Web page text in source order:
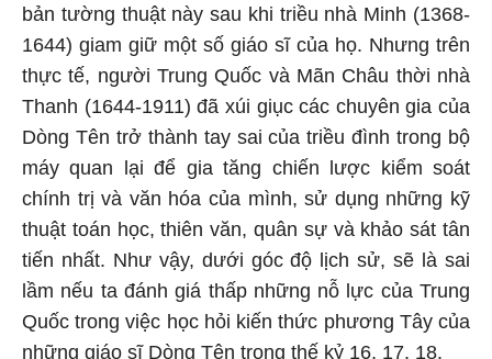
bản tường thuật này sau khi triều nhà Minh (1368-
1644) giam giữ một số giáo sĩ của họ. Nhưng trên
thực tế, người Trung Quốc và Mãn Châu thời nhà
Thanh (1644-1911) đã xúi giục các chuyên gia của
Dòng Tên trở thành tay sai của triều đình trong bộ
máy quan lại để gia tăng chiến lược kiểm soát
chính trị và văn hóa của mình, sử dụng những kỹ
thuật toán học, thiên văn, quân sự và khảo sát tân
tiến nhất. Như vậy, dưới góc độ lịch sử, sẽ là sai
lầm nếu ta đánh giá thấp những nỗ lực của Trung
Quốc trong việc học hỏi kiến thức phương Tây của
những giáo sĩ Dòng Tên trong thế kỷ 16, 17, 18.